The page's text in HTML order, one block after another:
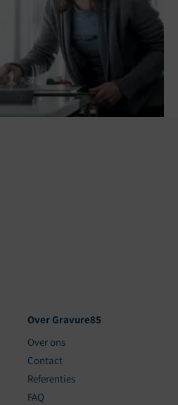
Over Gravure85
Over ons
Contact
Referenties
FAQ